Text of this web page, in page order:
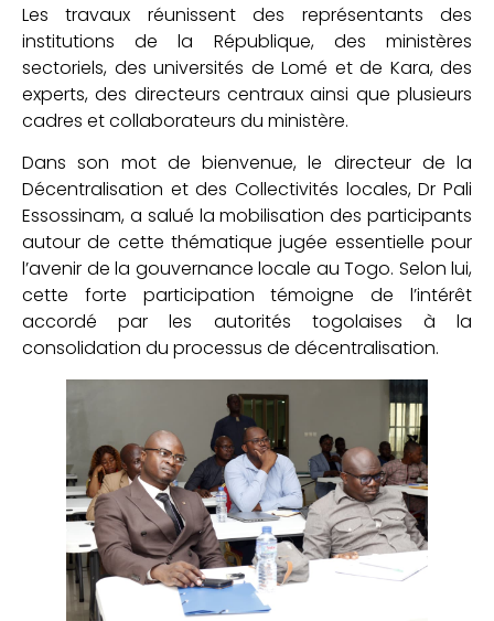
Les travaux réunissent des représentants des
institutions de la République, des ministères
sectoriels, des universités de Lomé et de Kara, des
experts, des directeurs centraux ainsi que plusieurs
cadres et collaborateurs du ministère.
Dans son mot de bienvenue, le directeur de la
Décentralisation et des Collectivités locales, Dr Pali
Essossinam, a salué la mobilisation des participants
autour de cette thématique jugée essentielle pour
l’avenir de la gouvernance locale au Togo. Selon lui,
cette forte participation témoigne de l’intérêt
accordé par les autorités togolaises à la
consolidation du processus de décentralisation.